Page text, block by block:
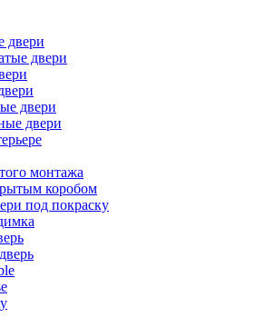
двери
двери
двери
двери
монтажа
коробом
под покраску